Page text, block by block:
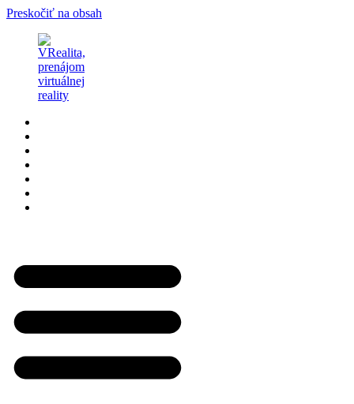
Preskočiť na obsah